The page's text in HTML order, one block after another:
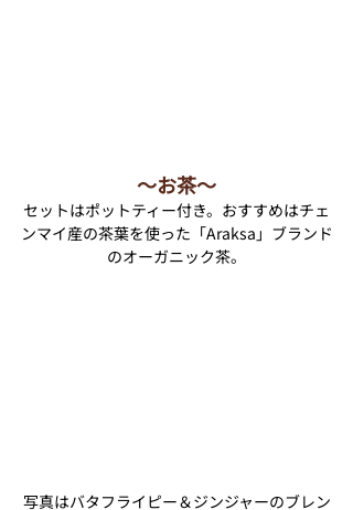
〜お茶〜
セットはポットティー付き。おすすめはチェ
ンマイ産の茶葉を使った「Araksa」ブランド
のオーガニック茶。
写真はバタフライピー＆ジンジャーのブレン